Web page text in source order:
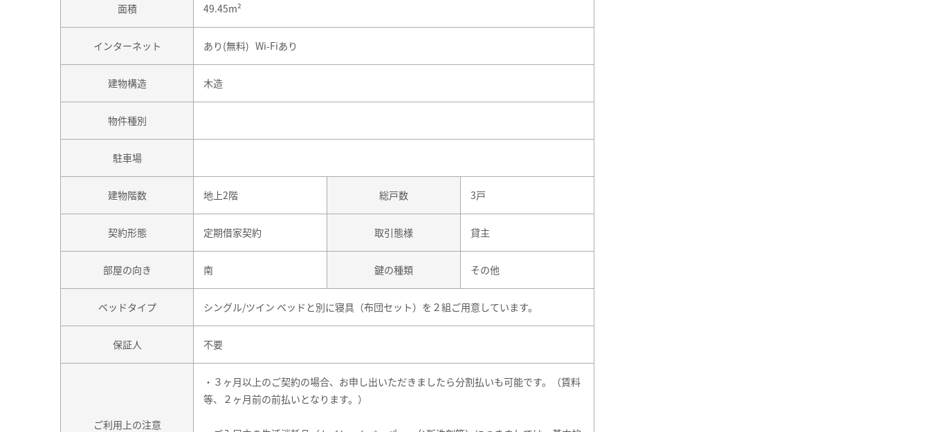
面積 49.45m²
インターネット あり(無料) Wi-Fiあり
建物構造 木造
物件種別
駐車場
建物階数 地上2階 総戸数 3戸
契約形態 定期借家契約 取引態様 貸主
部屋の向き 南 鍵の種類 その他
ベッドタイプ シングル/ツイン ベッドと別に寝具（布団セット）を２組ご用意しています。
保証人 不要
ご利用上の注意
・３ヶ月以上のご契約の場合、お申し出いただきましたら分割払いも可能です。（賃料
等、２ヶ月前の前払いとなります。）